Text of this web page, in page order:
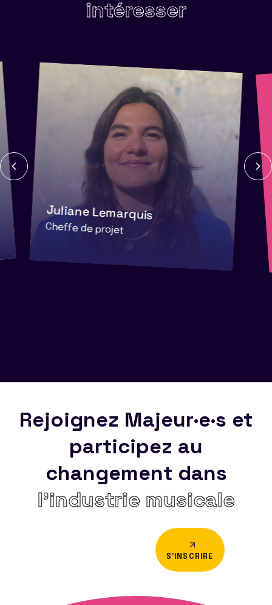
intéresser
Juliane Lemarquis
Cheffe de projet
Rejoignez Majeur·e·s et
participez au
changement dans
l’industrie musicale
S'INSCRIRE